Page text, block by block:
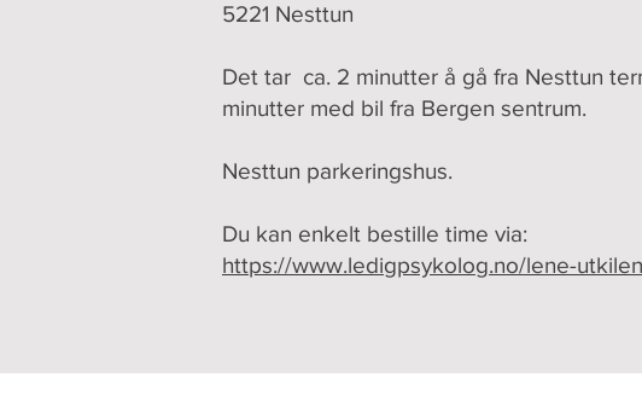
5221 Nesttun
Det tar ca. 2 minutter å gå fra Nesttun
minutter med bil fra Bergen sentrum.
Nesttun parkeringshus.
Du kan enkelt bestille time via:
https://www.ledigpsykolog.no/lene-